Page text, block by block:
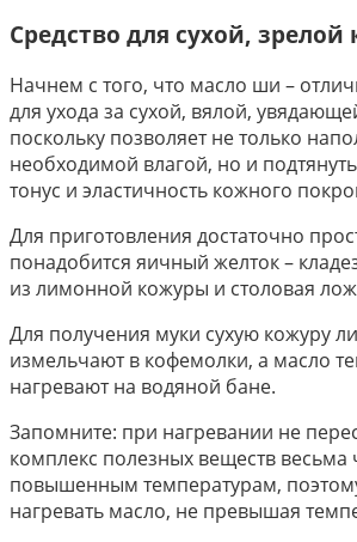
Средство для сухой, зрелой
Начнем с того, что масло ши –
для ухода за сухой, вялой,
поскольку позволяет не только
необходимой влагой, но и
тонус и эластичность кожного
Для приготовления достаточно
понадобится яичный желток –
из лимонной кожуры и столовая
Для получения муки сухую кожуру
измельчают в кофемолки, а масло
нагревают на водяной бане.
Запомните: при нагревании не
комплекс полезных веществ весьма
повышенным температурам,
нагревать масло, не превышая